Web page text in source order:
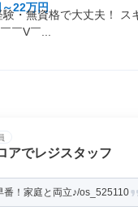
22万円
・無資格で大丈夫！ ス
￣V￣...
アでレジスタッフ
番！家庭と両立♪/os_525110